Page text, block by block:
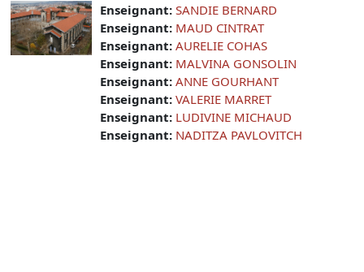
Enseignant: SANDIE BERNARD
Enseignant: MAUD CINTRAT
Enseignant: AURELIE COHAS
Enseignant: MALVINA GONSOLIN
Enseignant: ANNE GOURHANT
Enseignant: VALERIE MARRET
Enseignant: LUDIVINE MICHAUD
Enseignant: NADITZA PAVLOVITCH